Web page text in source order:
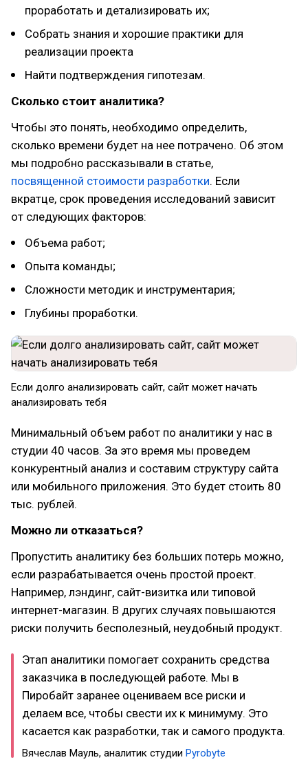
проработать и детализировать их;
Собрать знания и хорошие практики для
реализации проекта
Найти подтверждения гипотезам.
Сколько стоит аналитика?
Чтобы это понять, необходимо определить,
сколько времени будет на нее потрачено. Об этом
мы подробно рассказывали в статье,
посвященной стоимости разработки. Если
вкратце, срок проведения исследований зависит
от следующих факторов:
Объема работ;
Опыта команды;
Сложности методик и инструментария;
Глубины проработки.
Если долго анализировать сайт, сайт может начать
анализировать тебя
Минимальный объем работ по аналитики у нас в
студии 40 часов. За это время мы проведем
конкурентный анализ и составим структуру сайта
или мобильного приложения. Это будет стоить 80
тыс. рублей.
Можно ли отказаться?
Пропустить аналитику без больших потерь можно,
если разрабатывается очень простой проект.
Например, лэндинг, сайт-визитка или типовой
интернет-магазин. В других случаях повышаются
риски получить бесполезный, неудобный продукт.
Этап аналитики помогает сохранить средства
заказчика в последующей работе. Мы в
Пиробайт заранее оцениваем все риски и
делаем все, чтобы свести их к минимуму. Это
касается как разработки, так и самого продукта.
Вячеслав Мауль, аналитик студии Pyrobyte